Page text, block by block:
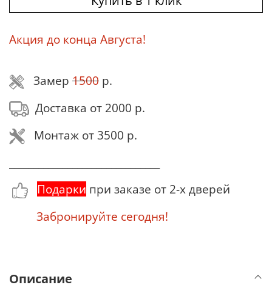
Акция до конца Августа!
Замер 1500 р.
Доставка от 2000 р.
Монтаж от 3500 р.
Подарки при заказе от 2-х дверей
Забронируйте сегодня!
Описание